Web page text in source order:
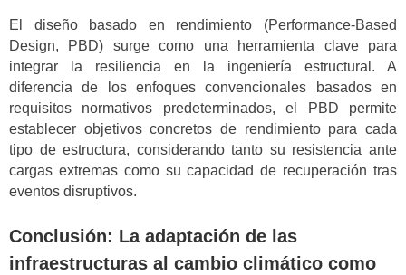
El diseño basado en rendimiento (Performance-Based
Design, PBD) surge como una herramienta clave para
integrar la resiliencia en la ingeniería estructural. A
diferencia de los enfoques convencionales basados en
requisitos normativos predeterminados, el PBD permite
establecer objetivos concretos de rendimiento para cada
tipo de estructura, considerando tanto su resistencia ante
cargas extremas como su capacidad de recuperación tras
eventos disruptivos.
Conclusión: La adaptación de las
infraestructuras al cambio climático como